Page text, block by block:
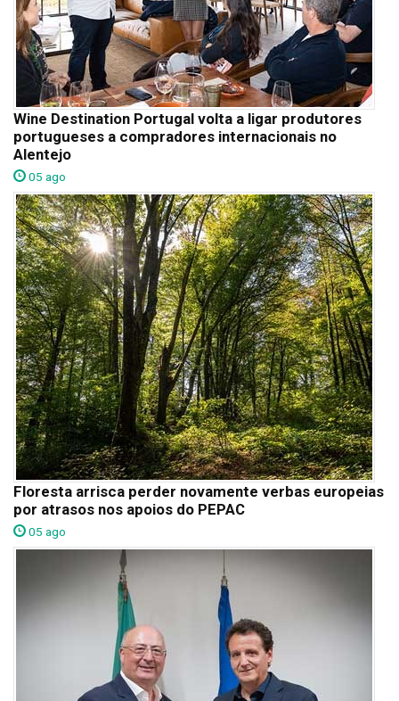
Wine Destination Portugal volta a ligar produtores
portugueses a compradores internacionais no
Alentejo
05 ago
Floresta arrisca perder novamente verbas europeias
por atrasos nos apoios do PEPAC
05 ago